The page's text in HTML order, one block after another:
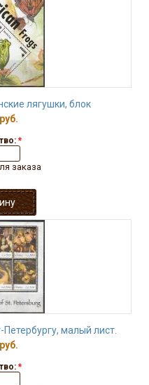
лягушки, блок
*
заказа
Петербургу, малый лист.
*